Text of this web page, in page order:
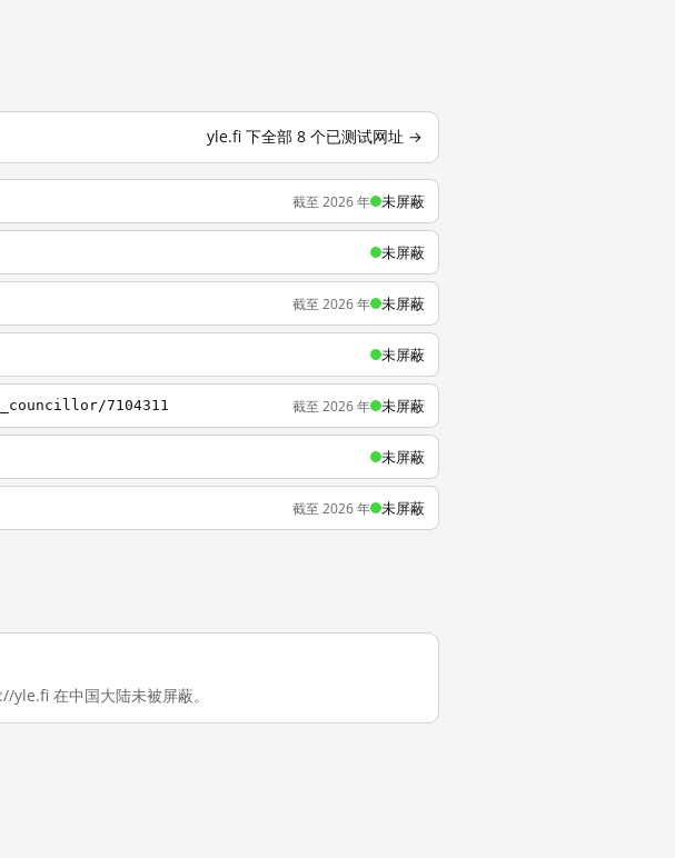
yle.fi 下全部 8 个已测试网址 →
截至 2026 年 未屏蔽
未屏蔽
截至 2026 年 未屏蔽
未屏蔽
7104311 截至 2026 年 未屏蔽
未屏蔽
截至 2026 年 未屏蔽
在中国大陆未被屏蔽。